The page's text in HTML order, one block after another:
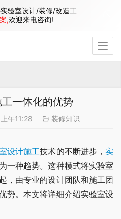
一体化的优势
午11:28 装修知识
设计施工技术的不断进步， 实
一种趋势。这种模式将实验室
，由专业的设计团队和施工团
势。本文将详细介绍实验室设
验室设计/装修/改造工
,欢迎来电咨询!